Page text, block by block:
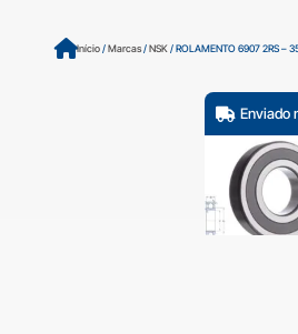
Início/Marcas/NSK/ ROLAMENTO 6907 2RS –
Enviado